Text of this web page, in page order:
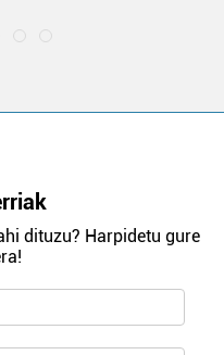
dituzu? Harpidetu gure